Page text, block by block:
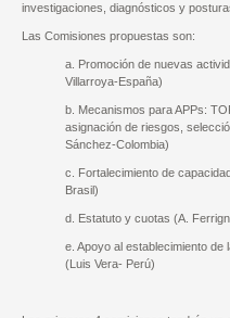
investigaciones, diagnósticos y
Las Comisiones propuestas son:
a. Promoción de nuevas
Villarroya-España)
b. Mecanismos para APPs:
asignación de riesgos,
Sánchez-Colombia)
c. Fortalecimiento de
Brasil)
d. Estatuto y cuotas (A.
e. Apoyo al establecimiento
(Luis Vera- Perú)